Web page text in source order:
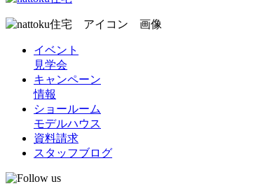
イベント
見学会
キャンペーン
情報
ショールーム
モデルハウス
資料請求
スタッフブログ